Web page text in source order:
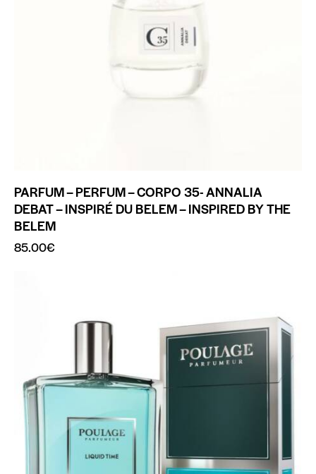
PARFUM – PERFUM – CORPO 35- ANNALIA
DEBAT – INSPIRÉ DU BELEM – INSPIRED BY THE
BELEM
85.00€